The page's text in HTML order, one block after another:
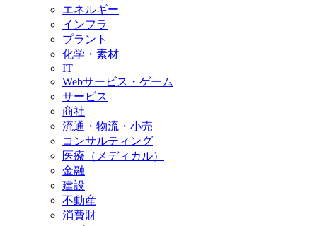
エネルギー
インフラ
プラント
化学・素材
IT
Webサービス・ゲーム
サービス
商社
流通・物流・小売
コンサルティング
医療（メディカル）
金融
建設
不動産
消費財